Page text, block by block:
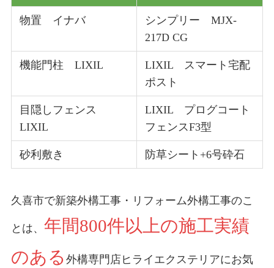
物置 イナバ
シンプリー MJX-
217D CG
機能門柱 LIXIL
LIXIL スマート宅配
ポスト
目隠しフェンス
LIXIL
LIXIL プログコート
フェンスF3型
砂利敷き 防草シート+6号砕石
久喜市で新築外構工事・リフォーム外構工事のこ
とは、 年間800件以上の施工実績
のある 外構専門店ヒライエクステリアにお気